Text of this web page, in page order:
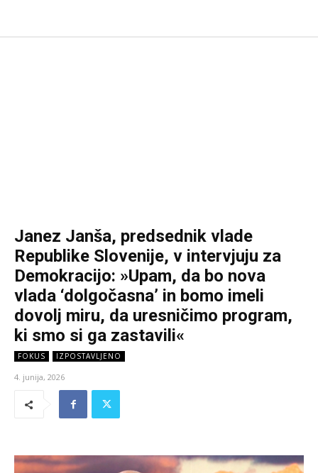
Janez Janša, predsednik vlade
Republike Slovenije, v intervjuju za
Demokracijo: »Upam, da bo nova
vlada ‘dolgočasna’ in bomo imeli
dovolj miru, da uresničimo program,
ki smo si ga zastavili«
FOKUS IZPOSTAVLJENO
4. junija, 2026